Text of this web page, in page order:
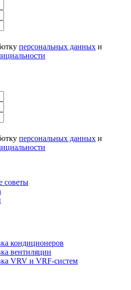
персональных данных и
персональных данных и
советы
кондиционеров
вентиляции
VRV и VRF-систем